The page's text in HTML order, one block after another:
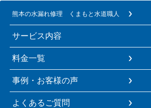
熊本の水漏れ修理 くまもと水道職人
サービス内容
料金一覧
事例・お客様の声
よくあるご質問